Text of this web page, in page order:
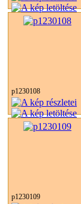
p1230108
p1230109